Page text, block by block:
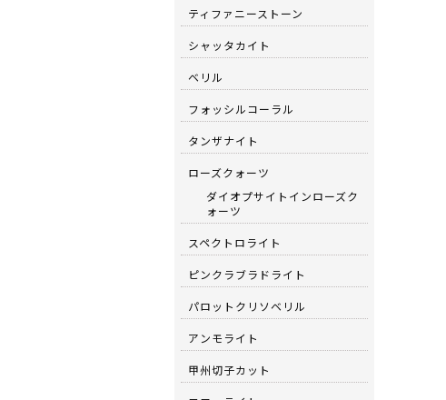
ティファニーストーン
シャッタカイト
ベリル
フォッシルコーラル
タンザナイト
ローズクォーツ
ダイオプサイトインローズク
ォーツ
スペクトロライト
ピンクラブラドライト
パロットクリソベリル
アンモライト
甲州切子カット